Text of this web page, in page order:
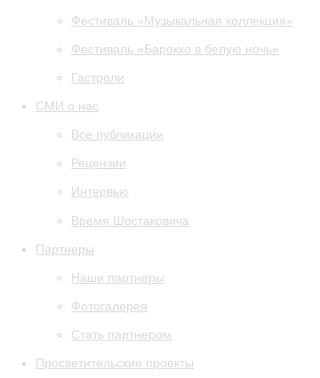
Фестиваль «Музыкальная коллекция»
Фестиваль «Барокко в белую ночь»
Гастроли
СМИ о нас
Все публикации
Рецензии
Интервью
Время Шостаковича
Партнеры
Наши партнеры
Фотогалерея
Стать партнером
Просветительские проекты